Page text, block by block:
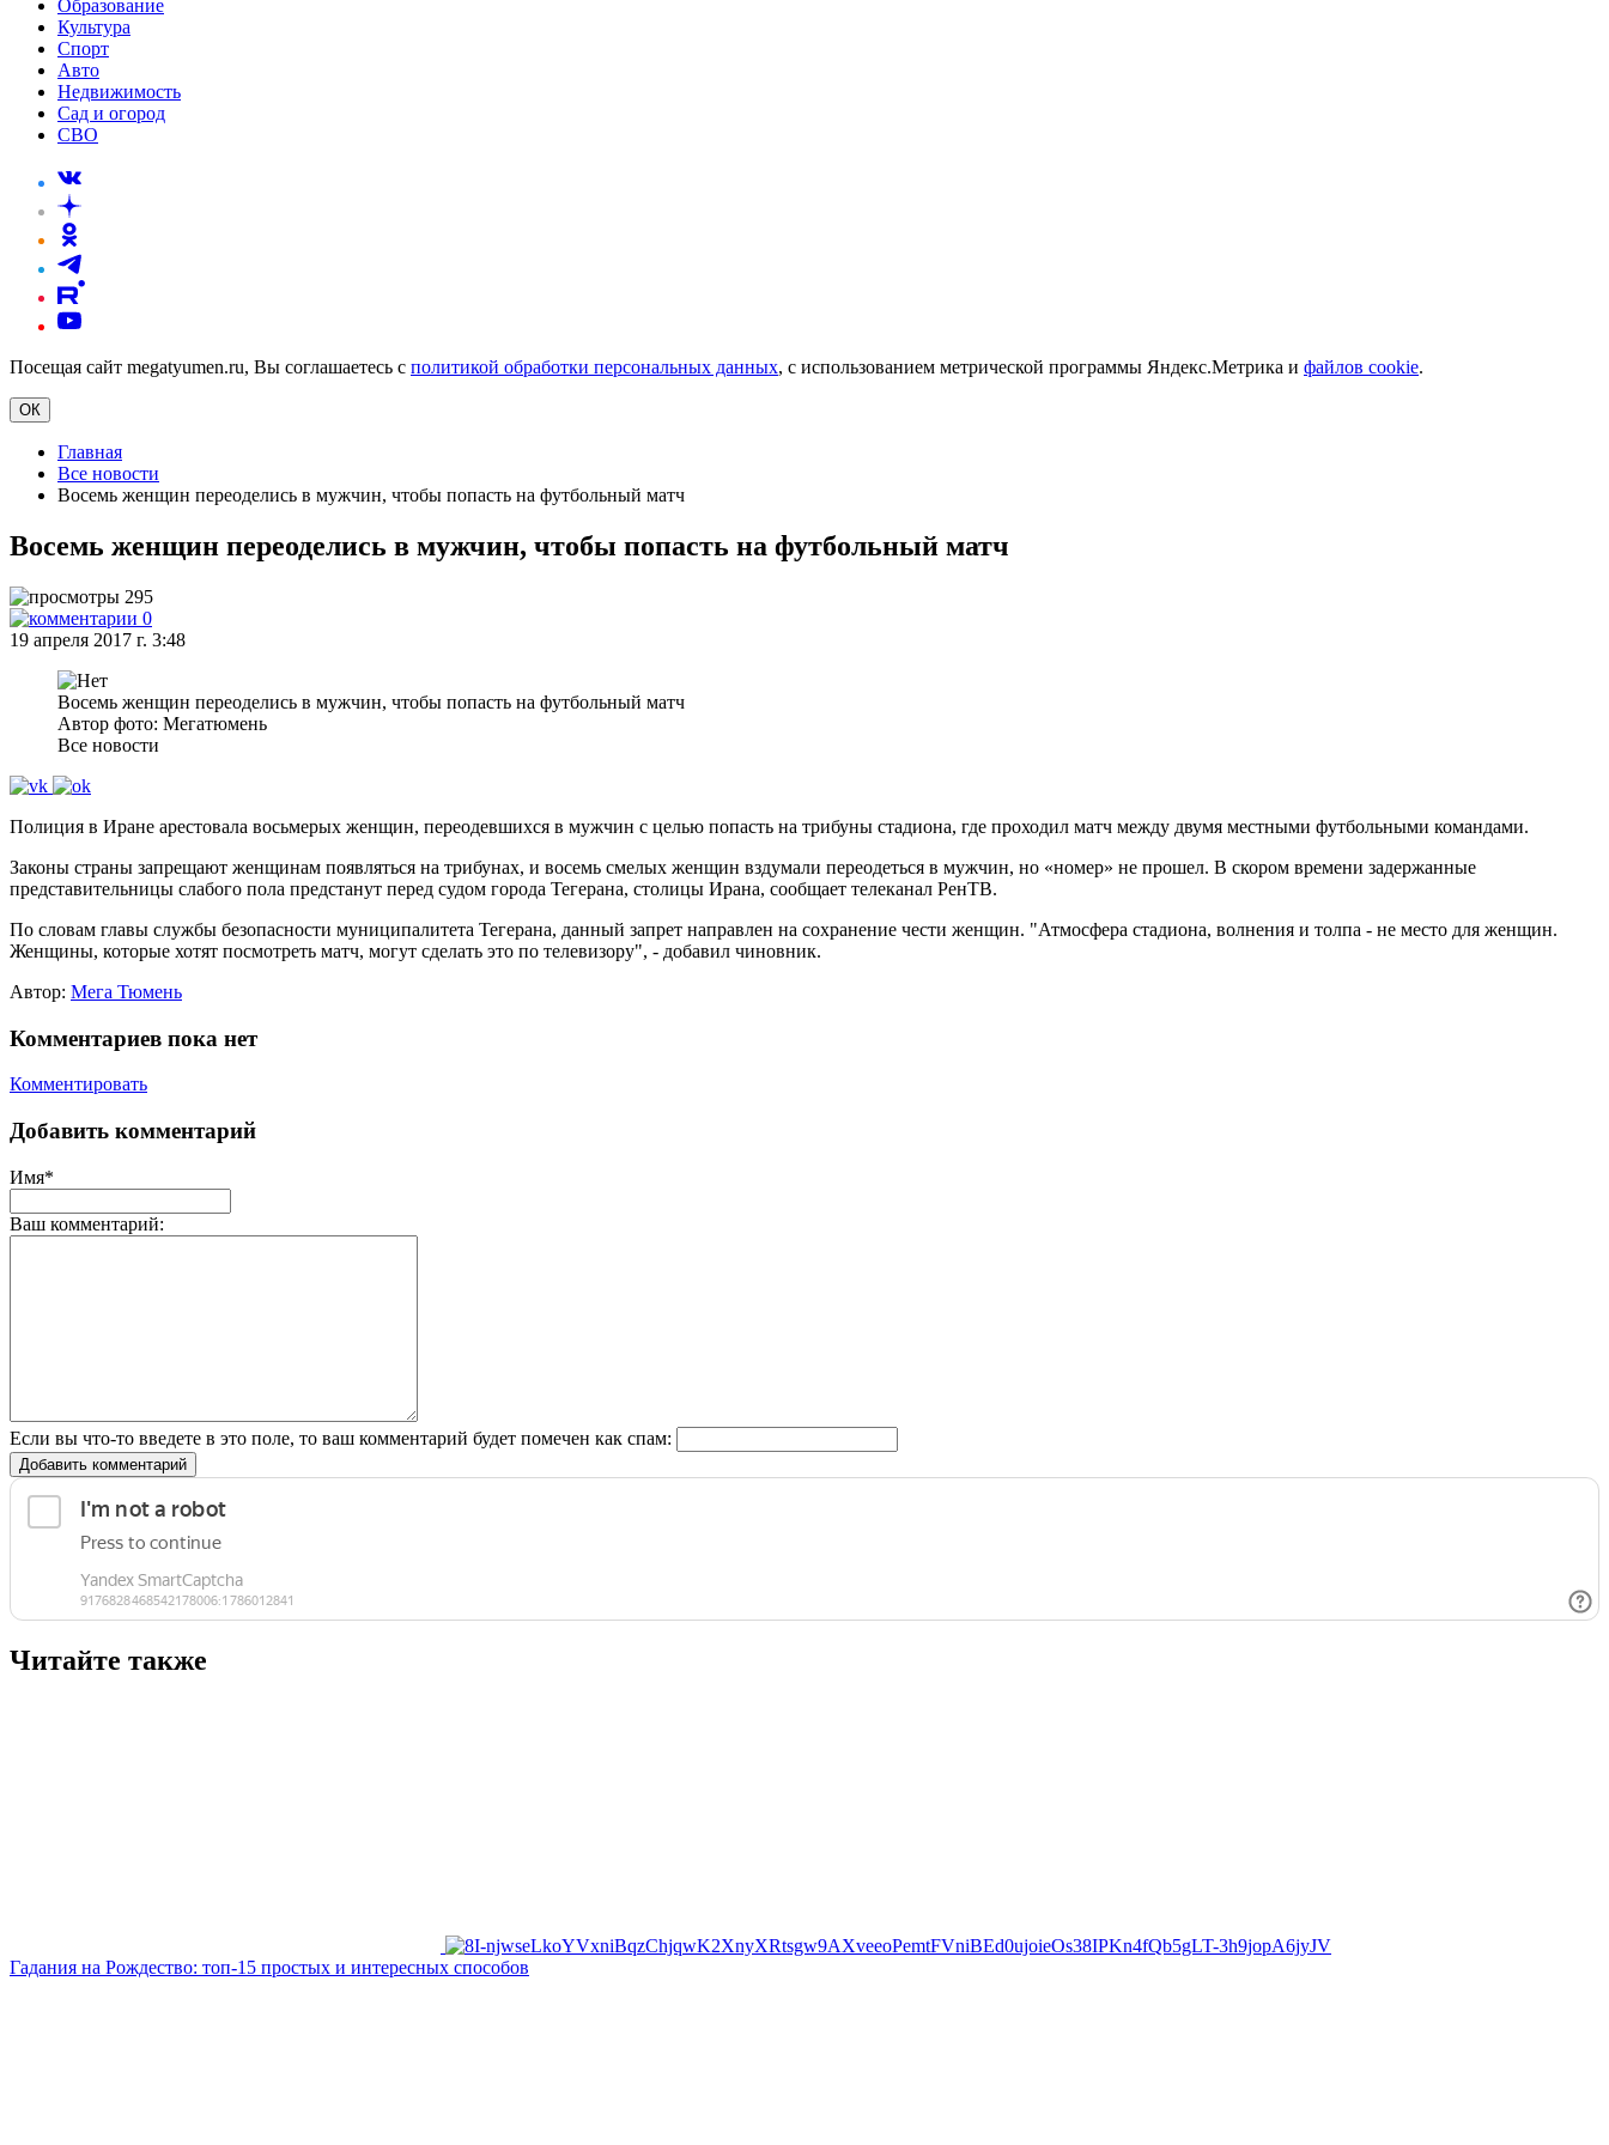
Образование
Культура
Спорт
Авто
Недвижимость
Сад и огород
СВО
Посещая сайт megatyumen.ru, Вы соглашаетесь с политикой обработки персональных данных, с использованием метрической программы Яндекс.Метрика и файлов cookie.
ОК
Главная
Все новости
Восемь женщин переоделись в мужчин, чтобы попасть на футбольный матч
Восемь женщин переоделись в мужчин, чтобы попасть на футбольный матч
295
0
19 апреля 2017 г. 3:48
Восемь женщин переоделись в мужчин, чтобы попасть на футбольный матч
Автор фото: Мегатюмень
Все новости
Полиция в Иране арестовала восьмерых женщин, переодевшихся в мужчин с целью попасть на трибуны стадиона, где проходил матч между двумя местными футбольными командами.
Законы страны запрещают женщинам появляться на трибунах, и восемь смелых женщин вздумали переодеться в мужчин, но «номер» не прошел. В скором времени задержанные
представительницы слабого пола предстанут перед судом города Тегерана, столицы Ирана, сообщает телеканал РенТВ.
По словам главы службы безопасности муниципалитета Тегерана, данный запрет направлен на сохранение чести женщин. "Атмосфера стадиона, волнения и толпа - не место для женщин.
Женщины, которые хотят посмотреть матч, могут сделать это по телевизору", - добавил чиновник.
Автор: Мега Тюмень
Комментариев пока нет
Комментировать
Добавить комментарий
Имя*
Ваш комментарий:
Если вы что-то введете в это поле, то ваш комментарий будет помечен как спам:
Добавить комментарий
Читайте также
Гадания на Рождество: топ-15 простых и интересных способов